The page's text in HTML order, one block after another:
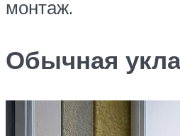
монтаж.
Обычная